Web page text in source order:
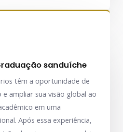
sanduíche
têm a oportunidade de
ampliar sua visão global ao
em uma
Após essa experiência,